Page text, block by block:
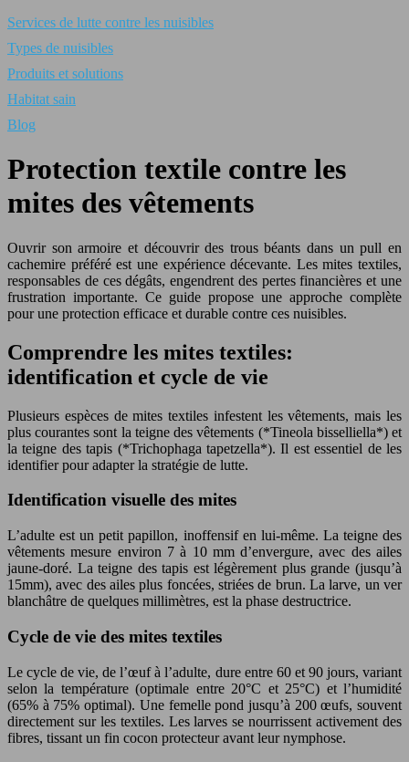
Services de lutte contre les nuisibles
Types de nuisibles
Produits et solutions
Habitat sain
Blog
Protection textile contre les
mites des vêtements
Ouvrir son armoire et découvrir des trous béants dans un pull en
cachemire préféré est une expérience décevante. Les mites textiles,
responsables de ces dégâts, engendrent des pertes financières et une
frustration importante. Ce guide propose une approche complète
pour une protection efficace et durable contre ces nuisibles.
Comprendre les mites textiles:
identification et cycle de vie
Plusieurs espèces de mites textiles infestent les vêtements, mais les
plus courantes sont la teigne des vêtements (*Tineola bisselliella*) et
la teigne des tapis (*Trichophaga tapetzella*). Il est essentiel de les
identifier pour adapter la stratégie de lutte.
Identification visuelle des mites
L’adulte est un petit papillon, inoffensif en lui-même. La teigne des
vêtements mesure environ 7 à 10 mm d’envergure, avec des ailes
jaune-doré. La teigne des tapis est légèrement plus grande (jusqu’à
15mm), avec des ailes plus foncées, striées de brun. La larve, un ver
blanchâtre de quelques millimètres, est la phase destructrice.
Cycle de vie des mites textiles
Le cycle de vie, de l’œuf à l’adulte, dure entre 60 et 90 jours, variant
selon la température (optimale entre 20°C et 25°C) et l’humidité
(65% à 75% optimal). Une femelle pond jusqu’à 200 œufs, souvent
directement sur les textiles. Les larves se nourrissent activement des
fibres, tissant un fin cocon protecteur avant leur nymphose.